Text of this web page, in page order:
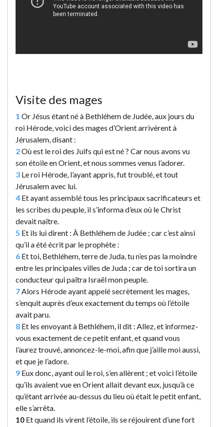
Visite des mages
1 Or Jésus étant né à Bethléhem de Judée, aux jours du
roi Hérode, voici des mages d’Orient arrivèrent à
Jérusalem, disant :
2Où est le roi des Juifs qui est né ? Car nous avons vu
son étoile en Orient, et nous sommes venus l’adorer.
3 Le roi Hérode, l’ayant appris, fut troublé, et tout
Jérusalem avec lui.
4 Et ayant assemblé tous les principaux sacrificateurs et
les scribes du peuple, il s’informa d’eux où le Christ
devait naître.
5 Et ils lui dirent : À Bethléhem de Judée ; car c’est ainsi
qu’il a été écrit par le prophète :
6 Et toi, Bethléhem, terre de Juda, tu n’es pas la moindre
entre les principales villes de Juda ; car de toi sortira un
conducteur qui paîtra Israël mon peuple.
7 Alors Hérode ayant appelé secrètement les mages,
s’enquit auprès d’eux exactement du temps où l’étoile
avait paru.
8 Et les envoyant à Bethléhem, il dit : Allez, et informez-
vous exactement de ce petit enfant, et quand vous
l’aurez trouvé, annoncez-le-moi, afin que j’aille moi aussi,
et que je l’adore.
9 Eux donc, ayant ouï le roi, s’en allèrent ; et voici l’étoile
qu’ils avaient vue en Orient allait devant eux, jusqu’à ce
qu’étant arrivée au-dessus du lieu où était le petit enfant,
elle s’arrêta.
10 Et quand ils virent l’étoile, ils se réjouirent d’une fort